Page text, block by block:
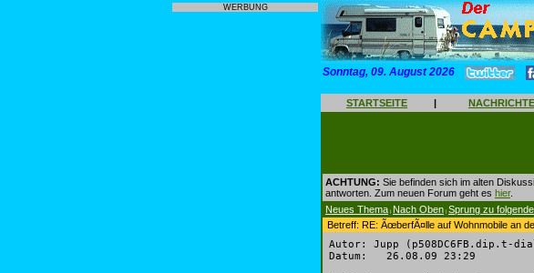
WERBUNG
Sonntag, 09. August 2026
STARTSEITE |
ACHTUNG: Sie befinden sich im alten
antworten. Zum neuen Forum geht es hier.
Neues Thema | Nach Oben | Sprung zu
Betreff: RE: ÃœberfÃ¤lle auf Wohnmobile an
Autor: Jupp (p508DC6FB.dip.t-
Datum: 26.08.09 23:29